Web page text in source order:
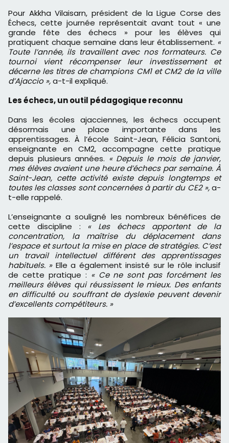
Pour Akkha Vilaisarn, président de la Ligue Corse des
Échecs, cette journée représentait avant tout « une
grande fête des échecs » pour les élèves qui
pratiquent chaque semaine dans leur établissement. «
Toute l’année, ils travaillent avec nos formateurs. Ce
tournoi vient récompenser leur investissement et
décerne les titres de champions CM1 et CM2 de la ville
d’Ajaccio »,a-t-il expliqué.
Les échecs, un outil pédagogique reconnu
Dans les écoles ajacciennes, les échecs occupent
désormais une place importante dans les
apprentissages. À l’école Saint-Jean, Félicia Santoni,
enseignante en CM2, accompagne cette pratique
depuis plusieurs années. « Depuis le mois de janvier,
mes élèves avaient une heure d’échecs par semaine. À
Saint-Jean, cette activité existe depuis longtemps et
toutes les classes sont concernées à partir du CE2 »,a-
t-elle rappelé.
L’enseignante a souligné les nombreux bénéfices de
cette discipline : « Les échecs apportent de la
concentration, la maîtrise du déplacement dans
l’espace et surtout la mise en place de stratégies. C’est
un travail intellectuel différent des apprentissages
habituels. » Elle a également insisté sur le rôle inclusif
de cette pratique : « Ce ne sont pas forcément les
meilleurs élèves qui réussissent le mieux. Des enfants
en difficulté ou souffrant de dyslexie peuvent devenir
d’excellents compétiteurs. »